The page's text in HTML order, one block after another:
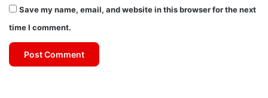
Save my name, email, and website in this browser for the next
time I comment.